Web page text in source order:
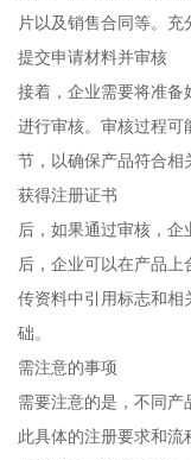
片以及销售合同等。充
提交申请材料并审核
接着，企业需要将准备
进行审核。审核过程可
节，以确保产品符合相
获得注册证书
后，如果通过审核，企
后，企业可以在产品上
传资料中引用标志和相
础。
需注意的事项
需要注意的是，不同产
此具体的注册要求和